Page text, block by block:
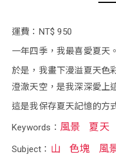
運費：NT$ 950
一年四季，我最喜愛夏天。
於是，我畫下漫溢夏天色
澄澈天空，是我深深愛上
這是我保存夏天記憶的方
Keywords： 風景 夏天
Subject： 山 色塊 風